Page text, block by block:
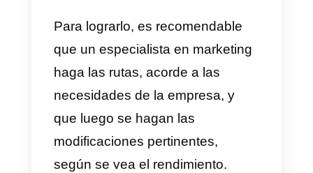
Tener una guía de
comunicación dentro de la
empresa
Una guía de comunicación es un
protocolo que deberían seguir los